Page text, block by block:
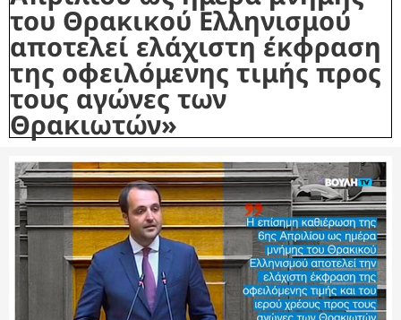
του Θρακικού Ελληνισμού
αποτελεί ελάχιστη έκφραση
της οφειλόμενης τιμής προς
τους αγώνες των
Θρακιωτών»